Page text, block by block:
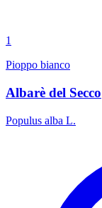
1
Pioppo bianco
Albarè del Secco
Populus alba L.